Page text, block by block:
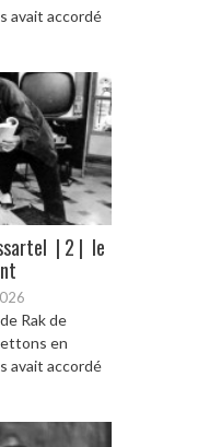
avait accordé
| 2 | le
Rak de
en
avait accordé